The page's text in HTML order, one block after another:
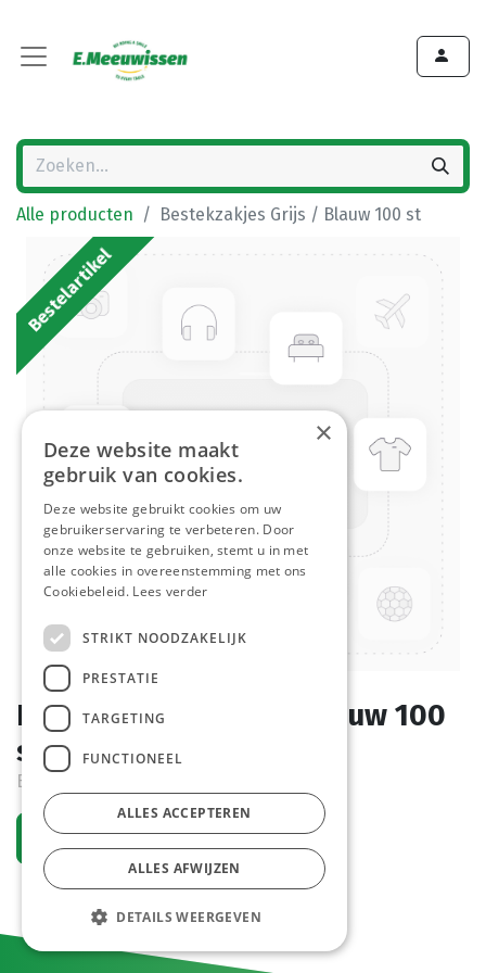
Alle producten Bestekzakjes Grijs / Blauw 100 st
Bestelartikel
Bestekzakjes Grijs / Blauw 100
st
Bestelartikel
Vraag een account aan
×
Deze website maakt
gebruik van cookies.
Deze website gebruikt cookies om uw
gebruikerservaring te verbeteren. Door
onze website te gebruiken, stemt u in met
alle cookies in overeenstemming met ons
Cookiebeleid. Lees verder
STRIKT NOODZAKELIJK
PRESTATIE
TARGETING
FUNCTIONEEL
ALLES ACCEPTEREN
ALLES AFWIJZEN
DETAILS WEERGEVEN